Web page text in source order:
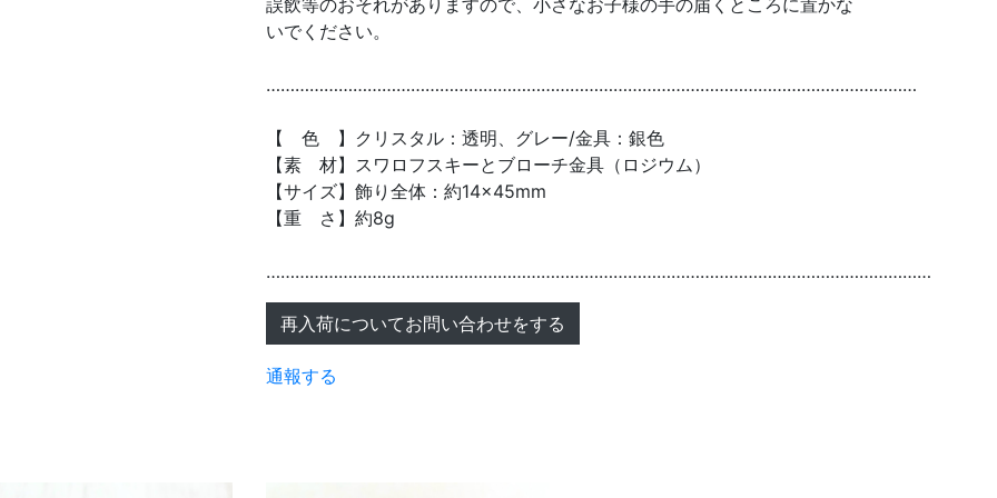
誤飲等のおそれがありますので、小さなお子様の手の届くところに置かな
いでください。
………………………………………………………………………………………………………………………
【 色 】クリスタル：透明、グレー/金具：銀色
【素 材】スワロフスキーとブローチ金具（ロジウム）
【サイズ】飾り全体：約14×45mm
【重 さ】約8g
…………………………………………………………………………………………………………………………
再入荷についてお問い合わせをする
通報する